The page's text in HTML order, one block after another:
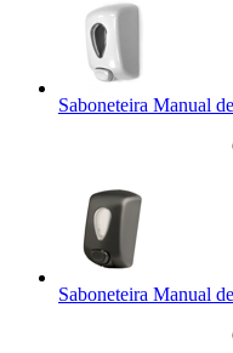
Saboneteira Manual
Saboneteira Manual